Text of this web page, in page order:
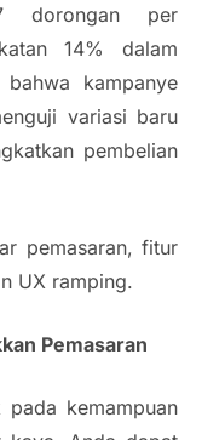
dorongan per
14% dalam
kampanye
variasi baru
pembelian
pemasaran, fitur
UX ramping.
Pemasaran
kemampuan